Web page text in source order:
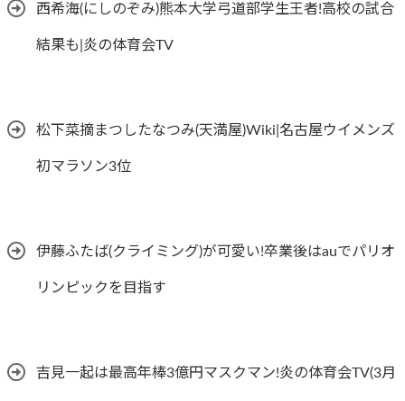
西希海(にしのぞみ)熊本大学弓道部学生王者!高校の試合
結果も|炎の体育会TV
松下菜摘まつしたなつみ(天満屋)Wiki|名古屋ウイメンズ
初マラソン3位
伊藤ふたば(クライミング)が可愛い!卒業後はauでパリオ
リンピックを目指す
吉見一起は最高年棒3億円マスクマン!炎の体育会TV(3月